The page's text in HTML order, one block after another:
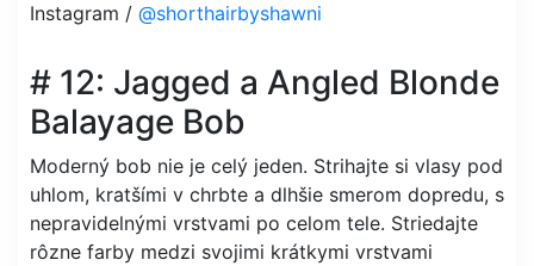
Instagram / @shorthairbyshawni
# 12: Jagged a Angled Blonde
Balayage Bob
Moderný bob nie je celý jeden. Strihajte si vlasy pod
uhlom, kratšími v chrbte a dlhšie smerom dopredu, s
nepravidelnými vrstvami po celom tele. Striedajte
rôzne farby medzi svojimi krátkymi vrstvami